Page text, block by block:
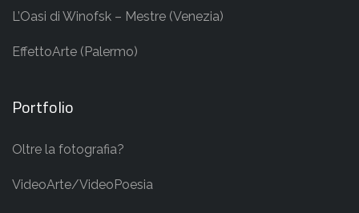
L’Oasi di Winofsk – Mestre (Venezia)
EffettoArte (Palermo)
Portfolio
Oltre la fotografia?
VideoArte/VideoPoesia